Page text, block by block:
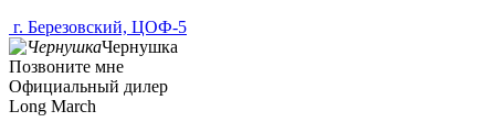
г. Березовский, ЦОФ-5
Чернушка
Позвоните мне
Официальный дилер
Long March